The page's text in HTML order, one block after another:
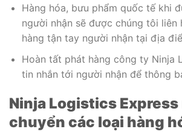
Hàng hóa, bưu phẩm quốc tế khi
người nhận sẽ được chúng tôi liên
hàng tận tay người nhận tại địa
Hoàn tất phát hàng công ty Ninja
tin nhắn tới người nhận để thông
Ninja Logistics Express
chuyển các loại hàng